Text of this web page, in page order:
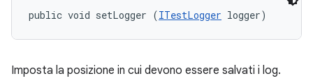
public void setLogger (ITestLogger logger)
Imposta la posizione in cui devono essere salvati i log.